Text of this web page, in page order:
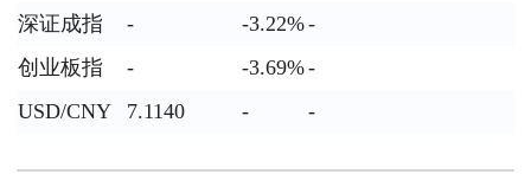
深证成指
- -3.22%-
创业板指
- -3.69%-
USD/CNY
7.1140 - -